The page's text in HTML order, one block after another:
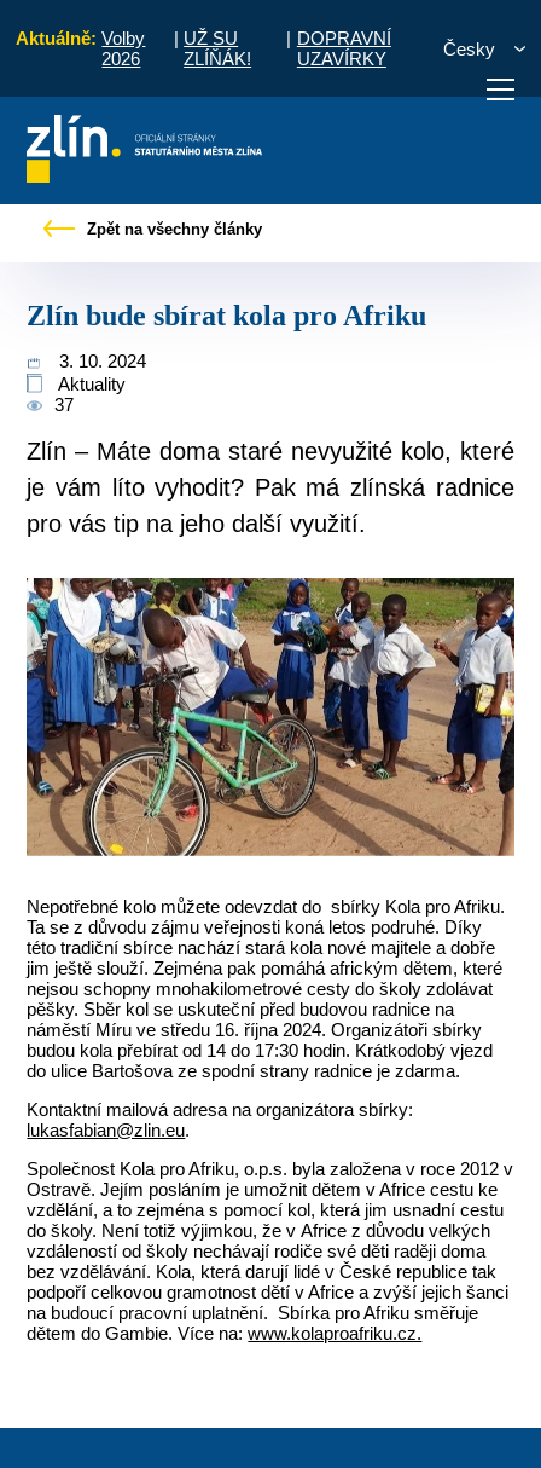
Aktuálně: Volby
2026
| UŽ SU
ZLÍŇÁK!
| DOPRAVNÍ
UZAVÍRKY
Česky
vyřídit Potřebuji zaplatit
Zpět na všechny články
Zlín bude sbírat kola pro Afriku
3. 10. 2024
Aktuality
37
Zlín – Máte doma staré nevyužité kolo, které
je vám líto vyhodit? Pak má zlínská radnice
pro vás tip na jeho další využití.
Nepotřebné kolo můžete odevzdat do sbírky Kola pro Afriku.
Ta se z důvodu zájmu veřejnosti koná letos podruhé. Díky
této tradiční sbírce nachází stará kola nové majitele a dobře
jim ještě slouží. Zejména pak pomáhá africkým dětem, které
nejsou schopny mnohakilometrové cesty do školy zdolávat
pěšky. Sběr kol se uskuteční před budovou radnice na
náměstí Míru ve středu 16. října 2024. Organizátoři sbírky
budou kola přebírat od 14 do 17:30 hodin. Krátkodobý vjezd
do ulice Bartošova ze spodní strany radnice je zdarma.
Kontaktní mailová adresa na organizátora sbírky:
lukasfabian@zlin.eu.
Společnost Kola pro Afriku, o.p.s. byla založena v roce 2012 v
Ostravě. Jejím posláním je umožnit dětem v Africe cestu ke
vzdělání, a to zejména s pomocí kol, která jim usnadní cestu
do školy. Není totiž výjimkou, že v Africe z důvodu velkých
vzdáleností od školy nechávají rodiče své děti raději doma
bez vzdělávání. Kola, která darují lidé v České republice tak
podpoří celkovou gramotnost dětí v Africe a zvýší jejich šanci
na budoucí pracovní uplatnění. Sbírka pro Afriku směřuje
dětem do Gambie. Více na:www.kolaproafriku.cz.